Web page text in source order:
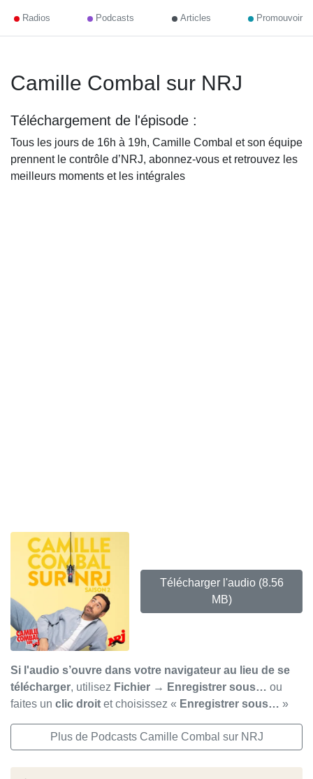
Radios Podcasts Articles Promouvoir
Camille Combal sur NRJ
Téléchargement de l'épisode :
Tous les jours de 16h à 19h, Camille Combal et son équipe
prennent le contrôle d’NRJ, abonnez-vous et retrouvez les
meilleurs moments et les intégrales
Télécharger l'audio (8.56
MB)
Si l'audio s’ouvre dans votre navigateur au lieu de se
télécharger, utilisez Fichier → Enregistrer sous… ou
faites un clic droit et choisissez « Enregistrer sous… »
Plus de Podcasts Camille Combal sur NRJ